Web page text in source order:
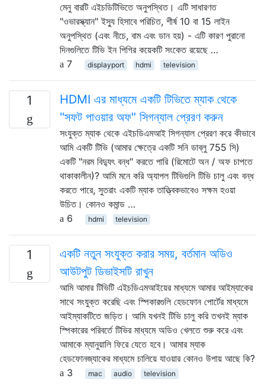
মেনু বারটি এইচডিটিভিতে অনুপস্থিত। এটি সাধারণত
"ওভারস্ক্যান" ইস্যু হিসাবে পরিচিত, শীর্ষ 10 বা 15 লাইন
অনুপস্থিত (এবং নীচে, বাম এবং ডান হয়) - এটি কারণ পুরানো
দিনগুলিতে টিভি ইন পিগির কয়েকটি সংকেত রয়েছে …
7
displayport hdmi television
1
HDMI এর মাধ্যমে একটি টিভিতে ম্যাক থেকে
"সফট পাওয়ার অফ" সিগন্যাল প্রেরণ করুন
সংযুক্ত ম্যাক থেকে এইচডিএমআই সিগন্যাল প্রেরণ করে কীভাবে
আমি একটি টিভি (আমার ক্ষেত্রে একটি সনি ডাব্লু 755 সি)
একটি "নরম বিদ্যুৎ বন্ধ" করতে পারি (রিমোটে অন / অফ চাপতে
থাকাকালীন)? আমি মনে করি অ্যাপল টিভিগুলি টিভি চালু এবং বন্ধ
করতে পারে, সুতরাং একটি ম্যাক তাত্ত্বিকভাবেও সক্ষম হওয়া
উচিত। কোনও কমান্ড …
6
hdmi television
1
একটি নতুন সংযুক্ত করার সময়, বর্তমান অডিও
আউটপুট ডিভাইসটি রাখুন
আমি আমার টিভিটি এইচডিএমআইয়ের মাধ্যমে আমার আইম্যাকের
সাথে সংযুক্ত করেছি এবং স্পিকারগুলি হেডফোন পোর্টের মাধ্যমে
আইম্যাকটিতে জড়িত। আমি যখনই টিভি চালু করি তখনই ম্যাক
স্পিকারের পরিবর্তে টিভির মাধ্যমে অডিও খেলতে শুরু করে এবং
আমাকে ম্যানুয়ালি ফিরে যেতে হবে। আমার ম্যাক
হেডফোনজ্যাকের মাধ্যমে চালিয়ে যাওয়ার কোনও উপায় আছে কি?
3
mac audio television